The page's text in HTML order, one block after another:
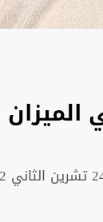
2022 , 20:33 م